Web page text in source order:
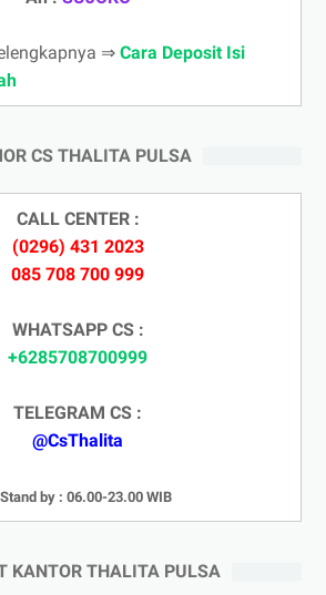
⇒ Cara Deposit Isi
CS THALITA PULSA
CALL CENTER :
(0296) 431 2023
085 708 700 999
WHATSAPP CS :
+6285708700999
TELEGRAM CS :
@CsThalita
by : 06.00-23.00 WIB
KANTOR THALITA PULSA